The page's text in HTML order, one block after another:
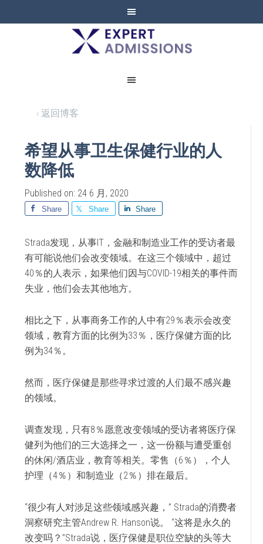
EXPERT
ADMISSIONS
‹ 返回博客
希望从事卫生保健行业的人
数降低
Published on: 24 6 月, 2020
Share Share Share
Strada发现，从事IT，金融和制造业工作的受访者最
有可能说他们会改变领域。在这三个领域中，超过
40％的人表示，如果他们因与COVID-19相关的事件而
失业，他们会去其他地方。
相比之下，从事商务工作的人中有29％表示会改变
领域，教育方面的比例为33％，医疗保健方面的比
例为34％。
然而，医疗保健是那些寻求过渡的人们最不感兴趣
的领域。
调查发现，只有8％愿意改变领域的受访者将医疗保
健列为他们的三大选择之一，这一份额与遭受重创
的休闲/酒店业，教育等相关。零售（6％），个人
护理（4％）和制造业（2％）排在最后。
“很少有人对涉足这些领域感兴趣，” Strada的消费者
洞察研究主管Andrew R. Hanson说。 “这将是永久的
改变吗？”Strada说，医疗保健是职位空缺的头等大